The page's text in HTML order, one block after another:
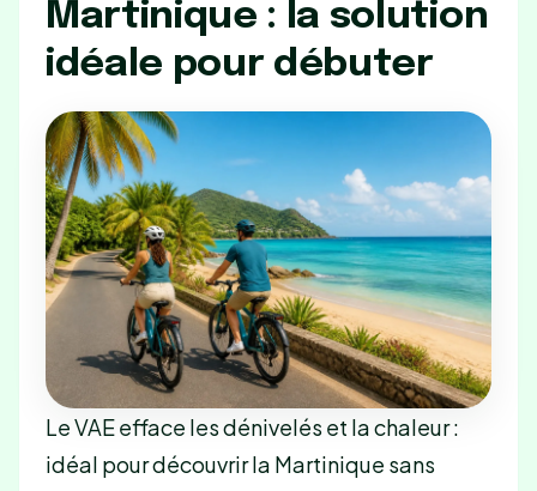
Martinique : la solution
idéale pour débuter
Le VAE efface les dénivelés et la chaleur :
idéal pour découvrir la Martinique sans